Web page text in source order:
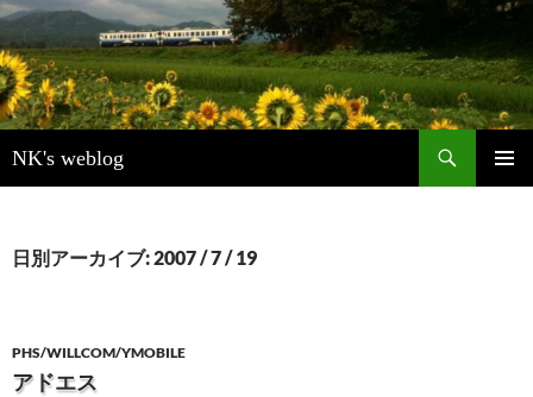
NK's weblog
索
ン
キ
ッ
日別アーカイブ: 2007 / 7 / 19
PHS/WILLCOM/YMOBILE
アドエス